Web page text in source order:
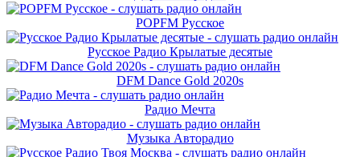
POPFM Русское
Русское Радио Крылатые десятые
DFM Dance Gold 2020s
Радио Мечта
Музыка Авторадио